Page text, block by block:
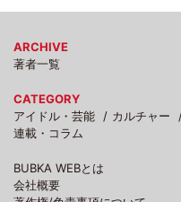
ARCHIVE
著者一覧
CATEGORY
アイドル・芸能
カルチャー
連載・コラム
BUBKA WEBとは
会社概要